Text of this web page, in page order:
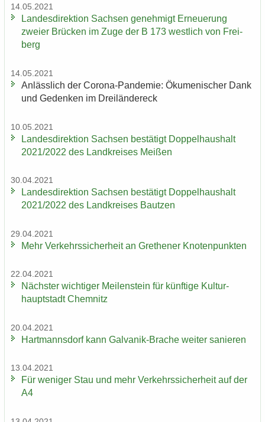
14.05.2021
Lan­des­di­rek­ti­on Sach­sen ge­neh­migt Er­neue­rung
zwei­er Brü­cken im Zuge der B 173 west­lich von Frei­
berg
14.05.2021
An­läss­lich der Corona-​Pandemie: Öku­me­ni­scher Dank
und Ge­den­ken im Drei­län­der­eck
10.05.2021
Lan­des­di­rek­ti­on Sach­sen be­stä­tigt Dop­pel­haus­halt
2021/2022 des Land­krei­ses Mei­ßen
30.04.2021
Lan­des­di­rek­ti­on Sach­sen be­stä­tigt Dop­pel­haus­halt
2021/2022 des Land­krei­ses Baut­zen
29.04.2021
Mehr Ver­kehrs­si­cher­heit an Gre­the­ner Kno­ten­punk­ten
22.04.2021
Nächs­ter wich­ti­ger Mei­len­stein für künf­ti­ge Kul­tur­
haupt­stadt Chem­nitz
20.04.2021
Hart­manns­dorf kann Galvanik-​Brache wei­ter sa­nie­ren
13.04.2021
Für we­ni­ger Stau und mehr Ver­kehrs­si­cher­heit auf der
A4